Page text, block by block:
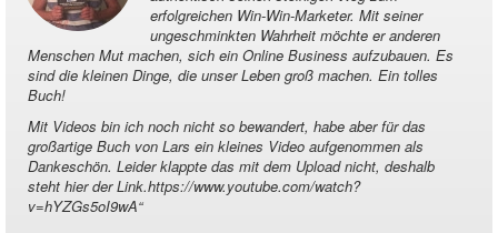
erfolgreichen Win-Win-Marketer. Mit seiner
ungeschminkten Wahrheit möchte er anderen
Menschen Mut machen, sich ein Online Business aufzubauen. Es
sind die kleinen Dinge, die unser Leben groß machen. Ein tolles
Buch!
Mit Videos bin ich noch nicht so bewandert, habe aber für das
großartige Buch von Lars ein kleines Video aufgenommen als
Dankeschön. Leider klappte das mit dem Upload nicht, deshalb
steht hier der Link.https://www.youtube.com/watch?
v=hYZGs5oI9wA“